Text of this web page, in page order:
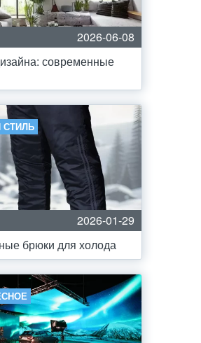
2026-06-08
современные
СТИЛЬ
2026-01-29
брюки для холода